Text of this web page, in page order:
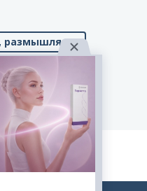
размышляем
ВЫВОДЫ